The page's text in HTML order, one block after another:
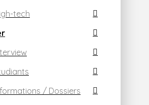
tech
/ Dossiers